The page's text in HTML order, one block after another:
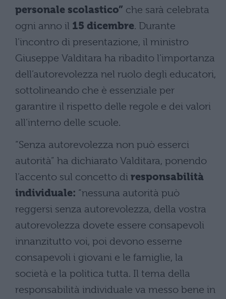
personale scolastico” che sarà celebrata
ogni anno il 15 dicembre. Durante
l’incontro di presentazione, il ministro
Giuseppe Valditara ha ribadito l’importanza
dell’autorevolezza nel ruolo degli educatori,
sottolineando che è essenziale per
garantire il rispetto delle regole e dei valori
all’interno delle scuole.
“Senza autorevolezza non può esserci
autorità” ha dichiarato Valditara, ponendo
l’accento sul concetto di responsabilità
individuale: “nessuna autorità può
reggersi senza autorevolezza, della vostra
autorevolezza dovete essere consapevoli
innanzitutto voi, poi devono esserne
consapevoli i giovani e le famiglie, la
società e la politica tutta. Il tema della
responsabilità individuale va messo bene in